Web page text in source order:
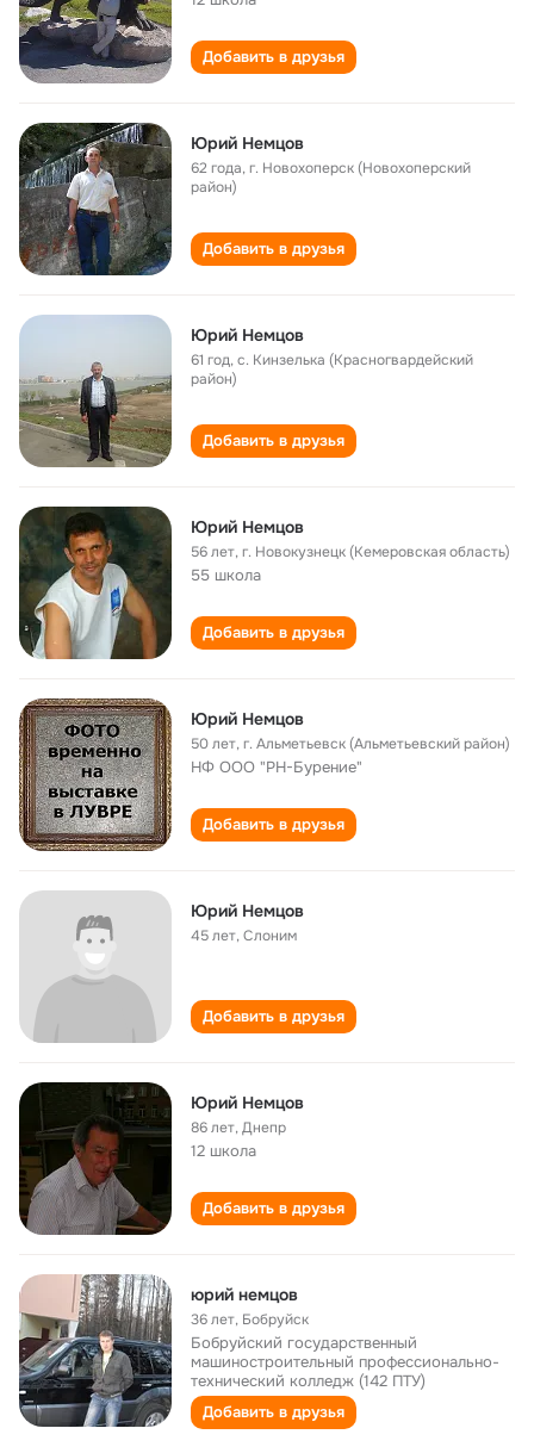
Добавить в друзья
Юрий Немцов
62 года,г. Новохоперск (Новохоперский
район)
Добавить в друзья
Юрий Немцов
61 год,с. Кинзелька (Красногвардейский
район)
Добавить в друзья
Юрий Немцов
56 лет,г. Новокузнецк (Кемеровская область)
55 школа
Добавить в друзья
Юрий Немцов
50 лет,г. Альметьевск (Альметьевский район)
НФ ООО "РН-Бурение"
Добавить в друзья
Юрий Немцов
45 лет,Слоним
Добавить в друзья
Юрий Немцов
86 лет,Днепр
12 школа
Добавить в друзья
юрий немцов
36 лет, Бобруйск
Бобруйский государственный
машиностроительный профессионально-
технический колледж (142 ПТУ)
Добавить в друзья